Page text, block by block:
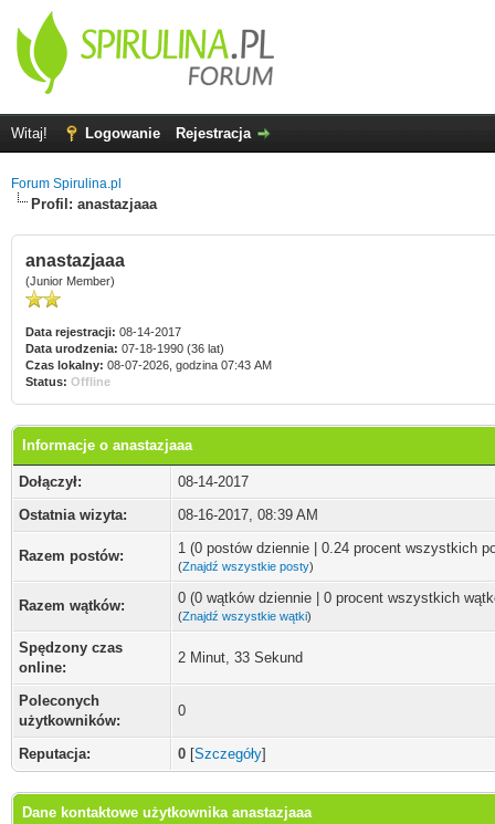
Witaj! Logowanie Rejestracja
Forum Spirulina.pl
Profil: anastazjaaa
anastazjaaa
(Junior Member)
Data rejestracji: 08-14-2017
Data urodzenia: 07-18-1990 (36 lat)
Czas lokalny: 08-07-2026, godzina 07:43 AM
Status: Offline
Informacje o anastazjaaa
Dołączył:
08-14-2017
Ostatnia wizyta:
08-16-2017, 08:39 AM
Razem postów: 1 (0 postów dziennie | 0.24 procent wszystkich
(Znajdź wszystkie posty)
Razem wątków: 0 (0 wątków dziennie | 0 procent wszystkich
(Znajdź wszystkie wątki)
Spędzony czas
online:
2 Minut, 33 Sekund
Poleconych
użytkowników:
0
Reputacja: 0 [Szczegóły]
Dane kontaktowe użytkownika anastazjaaa